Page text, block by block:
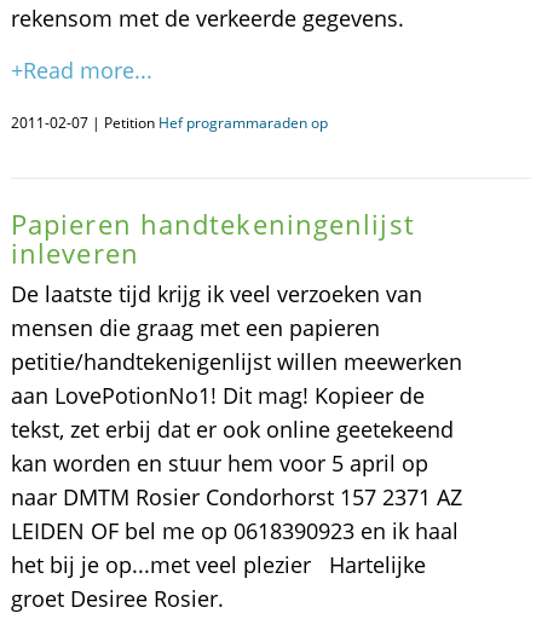
rekensom met de verkeerde gegevens.
+Read more...
2011-02-07 | Petition Hef programmaraden op
Papieren handtekeningenlijst
inleveren
De laatste tijd krijg ik veel verzoeken van
mensen die graag met een papieren
petitie/handtekenigenlijst willen meewerken
aan LovePotionNo1! Dit mag! Kopieer de
tekst, zet erbij dat er ook online geetekeend
kan worden en stuur hem voor 5 april op
naar DMTM Rosier Condorhorst 157 2371 AZ
LEIDEN OF bel me op 0618390923 en ik haal
het bij je op...met veel plezier Hartelijke
groet Desiree Rosier.